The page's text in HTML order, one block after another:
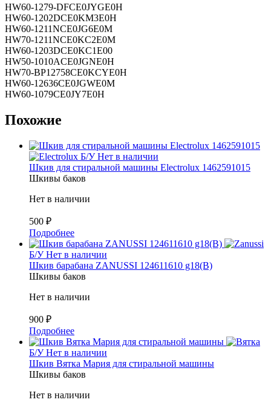
HW60-1279-DFCE0JYGE0H
HW60-1202DCE0KM3E0H
HW60-1211NCE0JG6E0M
HW70-1211NCE0KC2E0M
HW60-1203DCE0KC1E00
HW50-1010ACE0JGNE0H
HW70-BP12758CE0KCYE0H
HW60-12636CE0JGWE0M
HW60-1079CE0JY7E0H
Похожие
Б/У Нет в наличии
Шкив для стиральной машины Electrolux 1462591015
Шкивы баков
Нет в наличии
500 ₽
Подробнее
Б/У Нет в наличии
Шкив барабана ZANUSSI 124611610 g18(B)
Шкивы баков
Нет в наличии
900 ₽
Подробнее
Б/У Нет в наличии
Шкив Вятка Мария для стиральной машины
Шкивы баков
Нет в наличии